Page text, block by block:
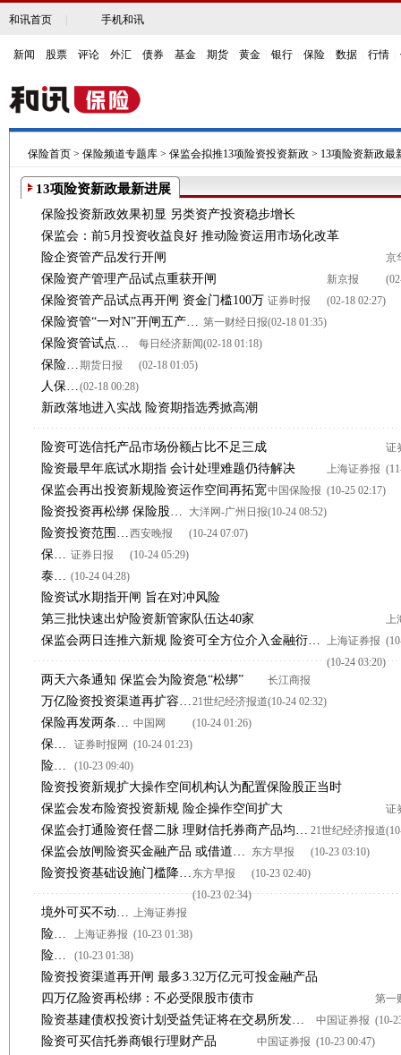
和讯首页 手机和讯
新闻 股票 评论 外汇 债券 基金 期货 黄金 银行 保险 数据 行情
保险首页 > 保险频道专题库 > 保监会拟推13项险资投资新政 > 13项险资新政最
13项险资新政最新进展
保险投资新政效果初显 另类资产投资稳步增长
保监会：前5月投资收益良好 推动险资运用市场化改革
京
险企资管产品发行开闸
新京报
(02-18 02:27)
保险资产管理产品试点重获开闸
证券时报
(02-18 01:35)
保险资管产品试点再开闸 资金门槛100万
第一财经日报
(02-18 01:18)
保险资管“一对N”开闸五产品已按新规获备案
每日经济新闻
(02-18 01:05)
保险资管试点开闸 三家公司产品获备案
期货日报
(02-18 00:28)
保险资产管理产品试点再开闸三公司产品获备案
人保泰康太平申请发行5只资管产品已获保监会备案
新政落地进入实战 险资期指选秀掀高潮
证
险资可选信托产品市场份额占比不足三成
上海证券报
(10-25 02:17)
险资最早年底试水期指 会计处理难题仍待解决
中国保险报
(10-24 08:52)
保监会再出投资新规险资运作空间再拓宽
大洋网-广州日报
(10-24 07:07)
险资投资再松绑 保险股不买账
西安晚报
(10-24 05:29)
险资投资范围再扩大
证券日报
(10-24 04:28)
保监会：险资可以参与股指期货交易
泰康夺得险资债权计划新规后首单
险资试水期指开闸 旨在对冲风险
上
第三批快速出炉险资新管家队伍达40家
上海证券报
(10-24 03:20)
保监会两日连推六新规 险资可全方位介入金融衍生品市场
长江商报
(10-24 02:32)
两天六条通知 保监会为险资急“松绑”
21世纪经济报道
(10-24 01:26)
万亿险资投资渠道再扩容 衍生品交易开闸
中国网
(10-24 01:23)
保险再发两条新政：险资获期指通行证 仅限风险对冲
证券时报网
(10-23 09:40)
保险股走强 保监会发布险资投资新规
险资外投范围扩至主要市场
险资投资新规扩大操作空间机构认为配置保险股正当时
证
保监会发布险资投资新规 险企操作空间扩大
21世纪经济报道
(10-23 03:10)
保监会打通险资任督二脉 理财信托券商产品均可投资
东方早报
(10-23 02:40)
保监会放闸险资买金融产品 或借道放贷实现高收益
东方早报
(10-23 02:34)
险资投资基础设施门槛降低 偿债主体和信用增级均获放宽
上海证券报
(10-23 01:38)
境外可买不动产 险资“出海”路子更宽
上海证券报
(10-23 01:38)
险资或成金融产品“大买家”
险资投资基础设施债权计划门槛降低
险资投资渠道再开闸 最多3.32万亿元可投金融产品
第一
(10-
四万亿险资再松绑：不必受限股市债市
中国证券报
(10-23 00:47)
险资基建债权投资计划受益凭证将在交易所发行流通
中国证券报
险资可买信托券商银行理财产品